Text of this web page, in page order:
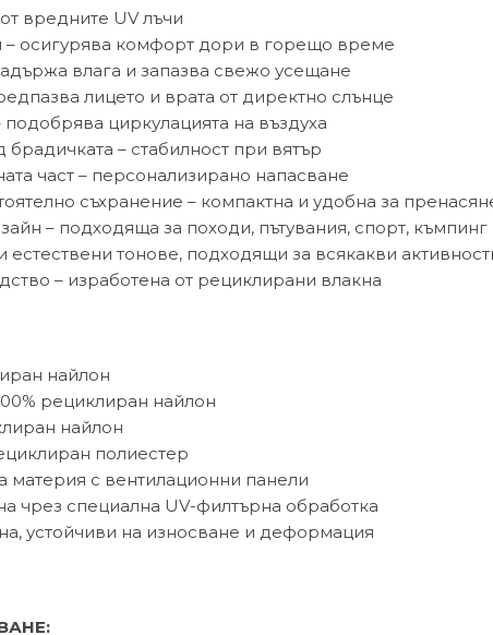
вредните UV лъчи
осигурява комфорт дори в горещо време
влага и запазва свежо усещане
лицето и врата от директно слънце
циркулацията на въздуха
– стабилност при вятър
част – персонализирано напасване
съхранение – компактна и удобна за
– подходяща за походи, пътувания, спорт,
тонове, подходящи за всякакви
– изработена от рециклирани влакна
найлон
рециклиран найлон
найлон
полиестер
с вентилационни панели
чрез специална UV-филтърна обработка
устойчиви на износване и деформация